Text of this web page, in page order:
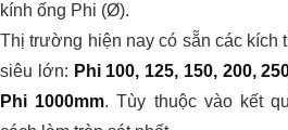
kính ống Phi (Ø).
Thị trường hiện nay có sẵn các kích
siêu lớn: Phi 100, 125, 150, 200,
Phi 1000mm. Tùy thuộc vào kết